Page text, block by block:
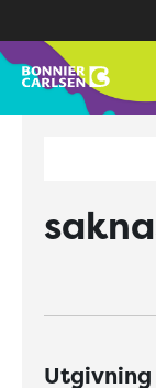
Utgivning